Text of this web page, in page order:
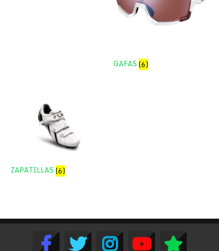
GAFAS(6)
ZAPATILLAS(6)